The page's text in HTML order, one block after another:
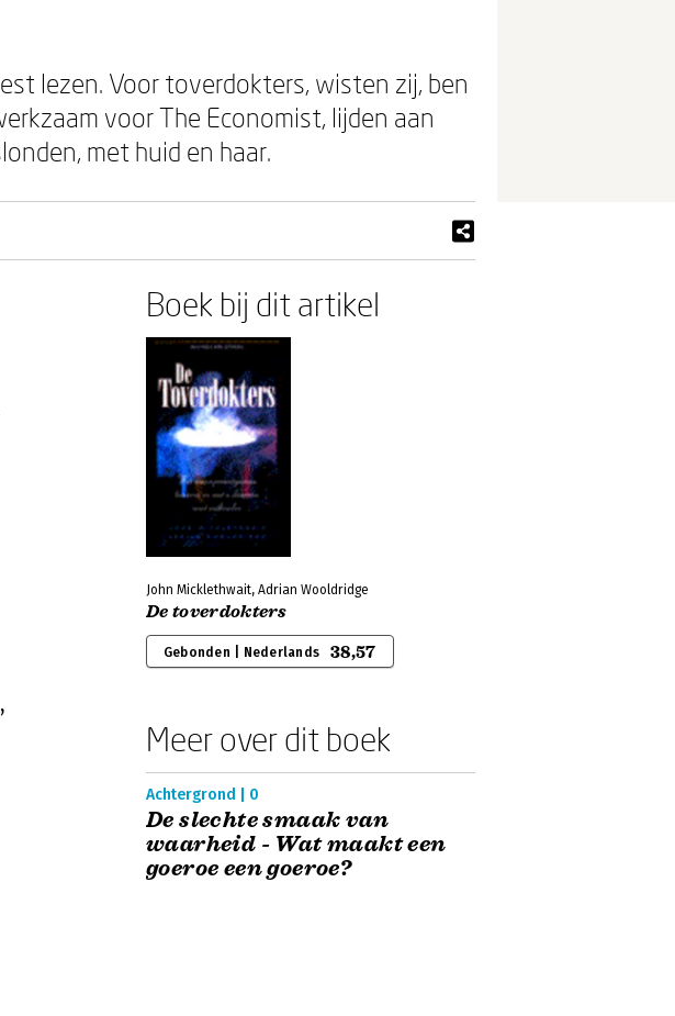
lezen. Voor toverdokters, wisten zij, ben
voor The Economist, lijden aan
met huid en haar.
Boek bij dit artikel
John Micklethwait, Adrian Wooldridge
De toverdokters
Gebonden | Nederlands 38,57
Meer over dit boek
Achtergrond | 0
De slechte smaak van
waarheid - Wat maakt een
goeroe een goeroe?